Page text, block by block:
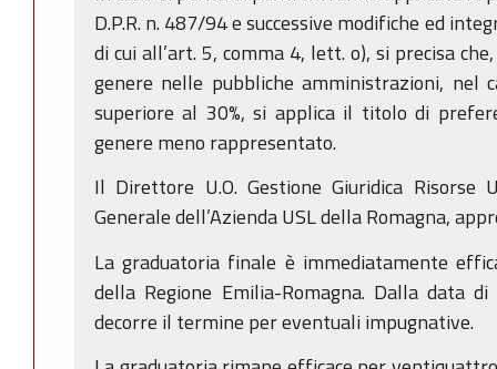
D.P.R. n. 487/94 e successive modifiche ed
di cui all’art. 5, comma 4, lett. o), si precisa
genere nelle pubbliche amministrazioni, nel
superiore al 30%, si applica il titolo di
genere meno rappresentato.
Il Direttore U.O. Gestione Giuridica Risorse
Generale dell’Azienda USL della Romagna,
La graduatoria finale è immediatamente
della Regione Emilia-Romagna. Dalla data
decorre il termine per eventuali impugnative.